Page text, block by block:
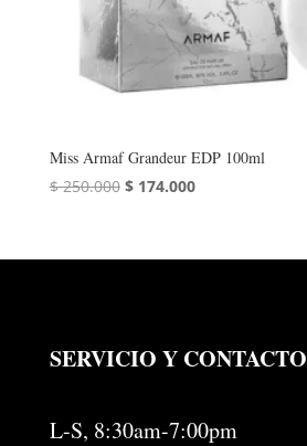
Miss Armaf Grandeur EDP 100ml
$250.000 El
era:
$174.000El
es:
SERVICIO Y CONTACTO
L-S, 8:30am-7:00pm